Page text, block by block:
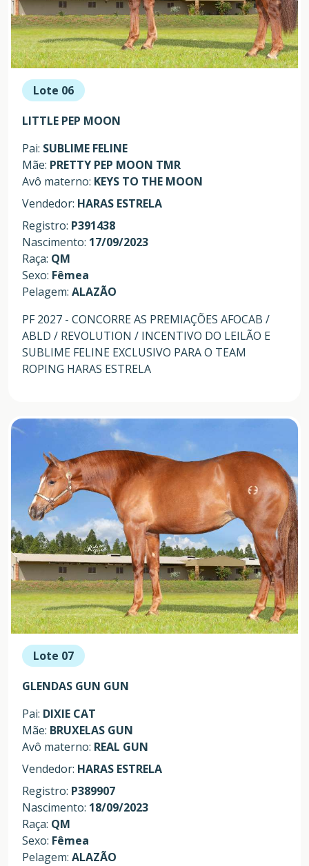
Lote 06
LITTLE PEP MOON
Pai: SUBLIME FELINE
Mãe: PRETTY PEP MOON TMR
Avô materno: KEYS TO THE MOON
Vendedor: HARAS ESTRELA
Registro: P391438
Nascimento: 17/09/2023
Raça: QM
Sexo: Fêmea
Pelagem: ALAZÃO
PF 2027 - CONCORRE AS PREMIAÇÕES AFOCAB /
ABLD / REVOLUTION / INCENTIVO DO LEILÃO E
SUBLIME FELINE EXCLUSIVO PARA O TEAM
ROPING HARAS ESTRELA
Lote 07
GLENDAS GUN GUN
Pai: DIXIE CAT
Mãe: BRUXELAS GUN
Avô materno: REAL GUN
Vendedor: HARAS ESTRELA
Registro: P389907
Nascimento: 18/09/2023
Raça: QM
Sexo: Fêmea
Pelagem: ALAZÃO